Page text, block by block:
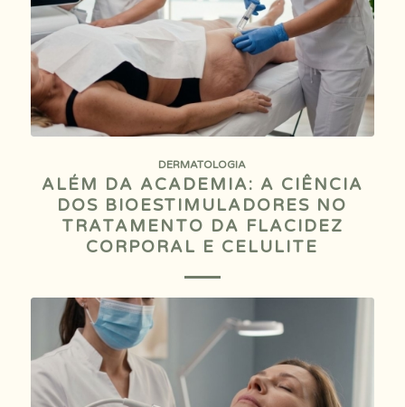
DERMATOLOGIA
ALÉM DA ACADEMIA: A CIÊNCIA
DOS BIOESTIMULADORES NO
TRATAMENTO DA FLACIDEZ
CORPORAL E CELULITE